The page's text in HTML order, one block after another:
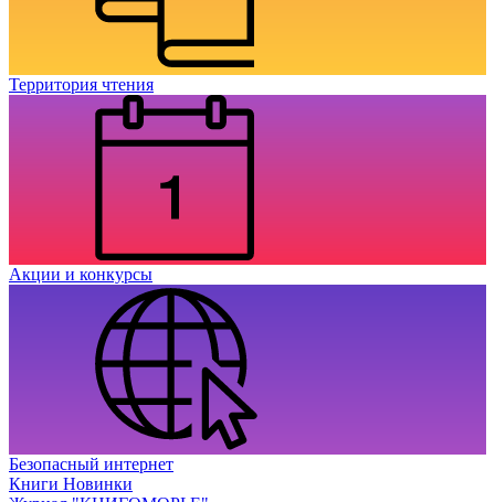
Территория чтения
Акции и конкурсы
Безопасный интернет
Книги Новинки